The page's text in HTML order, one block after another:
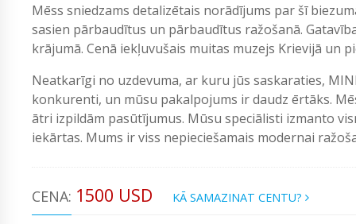
Mēss sniedzams detalizētais norādījums par šī
sasien pārbaudītus un pārbaudītus ražošanā.
krājumā. Cenā iekļuvušais muitas muzejs Krievijā un
Neatkarīgi no uzdevuma, ar kuru jūs saskaraties,
konkurenti, un mūsu pakalpojums ir daudz ērtāks.
ātri izpildām pasūtījumus. Mūsu speciālisti izmanto
iekārtas. Mums ir viss nepieciešamais modernai
CENA: 1500 USD KĀ SAMAZINAT CENTU?